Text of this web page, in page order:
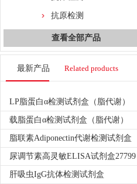
抗原检测
查看全部产品
最新产品 Related products
LP脂蛋白α检测试剂盒（脂代谢）
载脂蛋白α检测试剂盒（脂代谢）
脂联素Adiponectin代谢检测试剂盒
尿调节素高灵敏ELISA试剂盒27799
肝吸虫IgG抗体检测试剂盒